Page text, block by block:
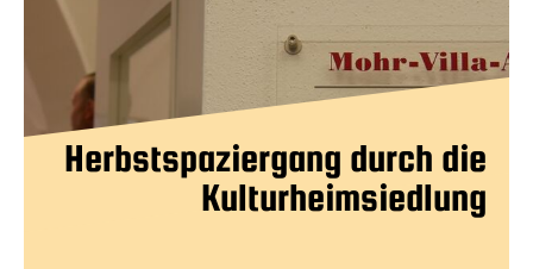
Herbstspaziergang durch die
Kulturheimsiedlung